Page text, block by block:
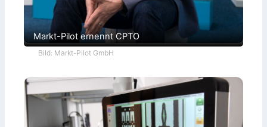
Markt-Pilot ernennt CPTO
Bild: Markt-Pilot GmbH